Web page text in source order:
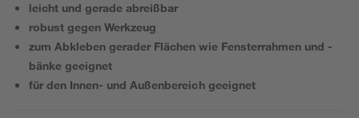
leicht und gerade abreißbar
robust gegen Werkzeug
zum Abkleben gerader Flächen wie Fensterrahmen und -
bänke geeignet
für den Innen- und Außenbereich geeignet